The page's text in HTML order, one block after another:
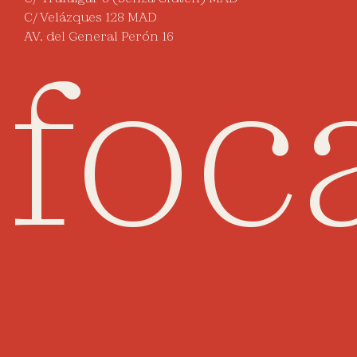
C/ Velázques 128 MAD
AV. del General Perón 16